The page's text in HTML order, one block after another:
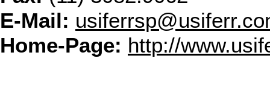
E-Mail:
Home-Page: http://